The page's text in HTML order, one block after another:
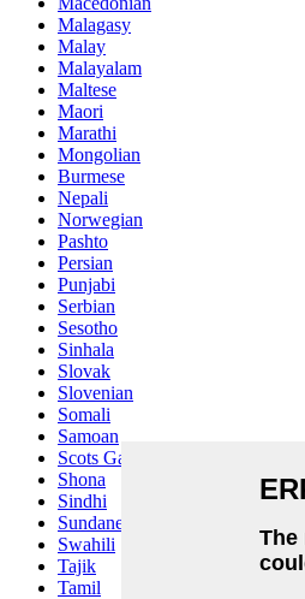
Malagasy
Malay
Malayalam
Maltese
Maori
Marathi
Mongolian
Burmese
Nepali
Norwegian
Pashto
Persian
Punjabi
Serbian
Sesotho
Sinhala
Slovak
Slovenian
Somali
Samoan
Scots Gaelic
Shona
Sindhi
Sundanese
Swahili
Tajik
Tamil